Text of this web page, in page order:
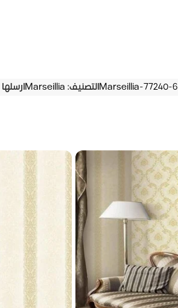
Marseillia-77240-6التصنيف: Marseillia